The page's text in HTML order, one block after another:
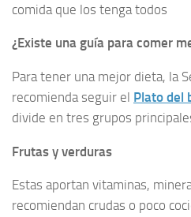
comida que los tenga todos
¿Existe una guía para comer
Para tener una mejor dieta, la
recomienda seguir el Plato del
divide en tres grupos
Frutas y verduras
Estas aportan vitaminas,
recomiendan crudas o poco